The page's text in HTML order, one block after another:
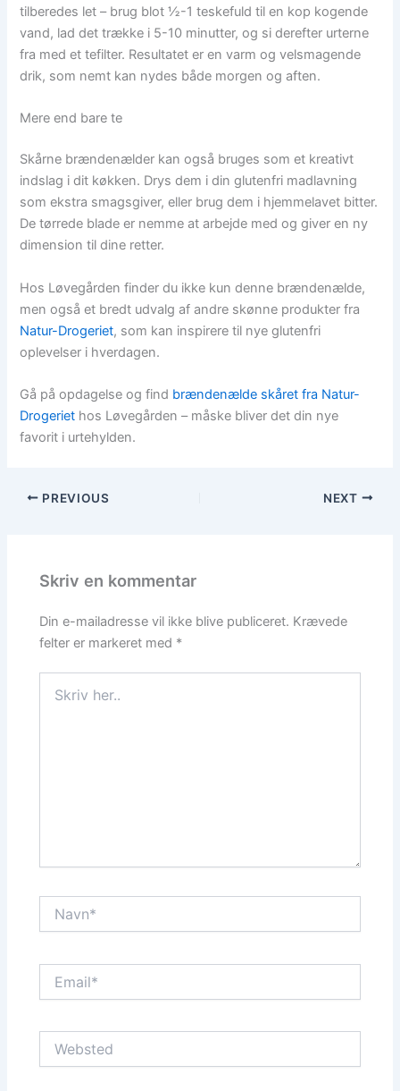
tilberedes let – brug blot ½-1 teskefuld til en kop kogende
vand, lad det trække i 5-10 minutter, og si derefter urterne
fra med et tefilter. Resultatet er en varm og velsmagende
drik, som nemt kan nydes både morgen og aften.
Mere end bare te
Skårne brændenælder kan også bruges som et kreativt
indslag i dit køkken. Drys dem i din glutenfri madlavning
som ekstra smagsgiver, eller brug dem i hjemmelavet bitter.
De tørrede blade er nemme at arbejde med og giver en ny
dimension til dine retter.
Hos Løvegården finder du ikke kun denne brændenælde,
men også et bredt udvalg af andre skønne produkter fra
Natur-Drogeriet, som kan inspirere til nye glutenfri
oplevelser i hverdagen.
Gå på opdagelse og find brændenælde skåret fra Natur-
Drogeriet hos Løvegården – måske bliver det din nye
favorit i urtehylden.
PREVIOUS NEXT
Skriv en kommentar
Din e-mailadresse vil ikke blive publiceret. Krævede
felter er markeret med *
her..